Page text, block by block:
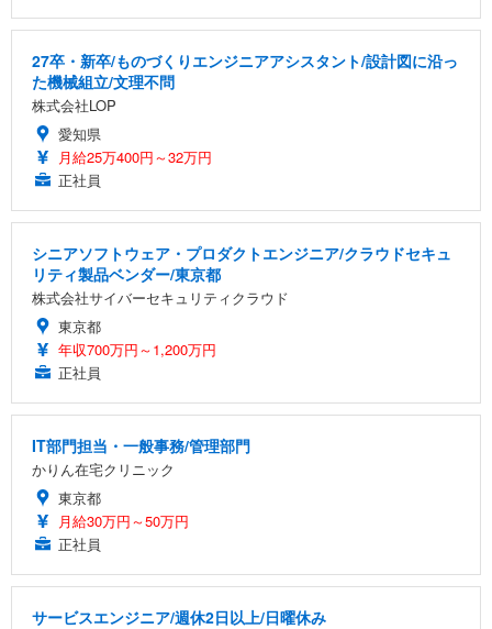
27卒・新卒/ものづくりエンジニアアシスタント/設計図に沿っ
た機械組立/文理不問
株式会社LOP
愛知県
月給25万400円～32万円
正社員
シニアソフトウェア・プロダクトエンジニア/クラウドセキュ
リティ製品ベンダー/東京都
株式会社サイバーセキュリティクラウド
東京都
年収700万円～1,200万円
正社員
IT部門担当・一般事務/管理部門
かりん在宅クリニック
東京都
月給30万円～50万円
正社員
サービスエンジニア/週休2日以上/日曜休み